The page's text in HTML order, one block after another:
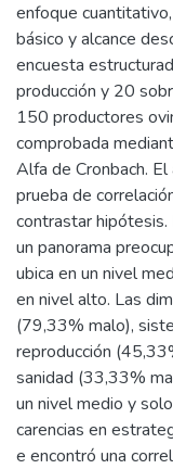
enfoque
básico y alcance
encuesta
producción y 20
150 productores
comprobada
Alfa de Cronbach.
prueba de
contrastar
un panorama
ubica en un nivel
en nivel alto. Las
(79,33% malo),
reproducción
sanidad (33,33%
un nivel medio y
carencias en
e encontró una